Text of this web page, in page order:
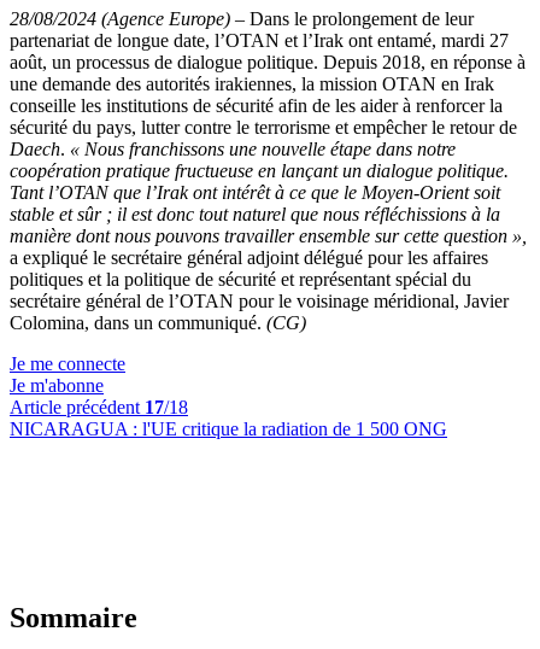
28/08/2024 (Agence Europe) – Dans le prolongement de leur
partenariat de longue date, l’OTAN et l’Irak ont entamé, mardi 27
août, un processus de dialogue politique. Depuis 2018, en réponse à
une demande des autorités irakiennes, la mission OTAN en Irak
conseille les institutions de sécurité afin de les aider à renforcer la
sécurité du pays, lutter contre le terrorisme et empêcher le retour de
Daech. « Nous franchissons une nouvelle étape dans notre
coopération pratique fructueuse en lançant un dialogue politique.
Tant l’OTAN que l’Irak ont intérêt à ce que le Moyen-Orient soit
stable et sûr ; il est donc tout naturel que nous réfléchissions à la
manière dont nous pouvons travailler ensemble sur cette question »,
a expliqué le secrétaire général adjoint délégué pour les affaires
politiques et la politique de sécurité et représentant spécial du
secrétaire général de l’OTAN pour le voisinage méridional, Javier
Colomina, dans un communiqué. (CG)
Je me connecte
Je m'abonne
Article précédent 17/18
NICARAGUA : l'UE critique la radiation de 1 500 ONG
Sommaire